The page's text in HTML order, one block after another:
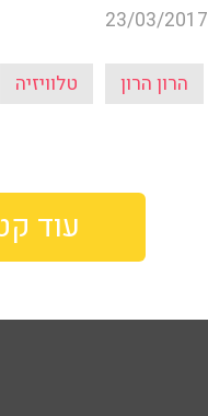
23/03/2017
הרון הרון טלוויזיה
עוד